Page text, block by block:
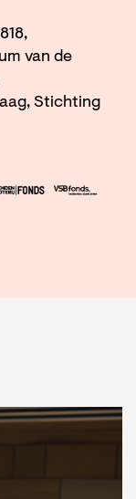
van de
Stichting